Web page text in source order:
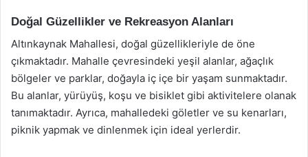
Doğal Güzellikler ve Rekreasyon Alanları
Altınkaynak Mahallesi, doğal güzellikleriyle de öne
çıkmaktadır. Mahalle çevresindeki yeşil alanlar, ağaçlık
bölgeler ve parklar, doğayla iç içe bir yaşam sunmaktadır.
Bu alanlar, yürüyüş, koşu ve bisiklet gibi aktivitelere olanak
tanımaktadır. Ayrıca, mahalledeki göletler ve su kenarları,
piknik yapmak ve dinlenmek için ideal yerlerdir.